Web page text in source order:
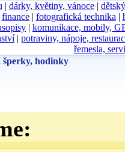
| dárky, květiny, vánoce|
finance| fotografická technika |
| komunikace, mobily,
| potraviny, nápoje,
řemesla,
šperky, hodinky